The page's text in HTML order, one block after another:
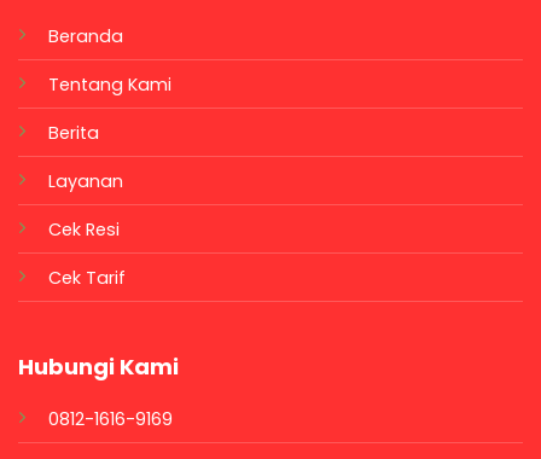
Beranda
Tentang Kami
Berita
Layanan
Cek Resi
Cek Tarif
Hubungi Kami
0812-1616-9169